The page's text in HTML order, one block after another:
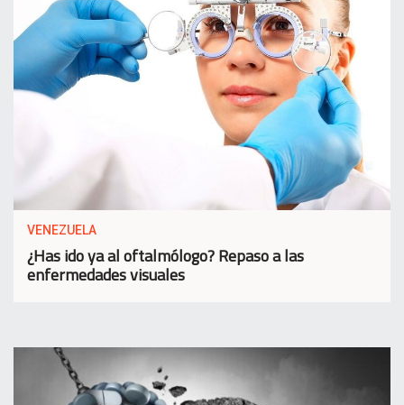
VENEZUELA
¿Has ido ya al oftalmólogo? Repaso a las
enfermedades visuales